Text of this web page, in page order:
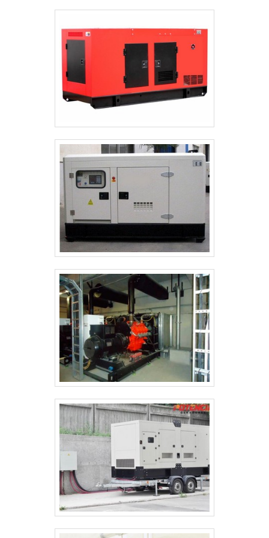
existe variedade e qualidade quando o assunto for
venda, locação e manutenção de geradores de
energia. São diversas opções disponibilizadas, como
manutenção de geradores e locação de geradores
com ótima qualidade e eficiência.Para tal sucesso, a
empresa investiu em profissionais competentes e em
equipamentos inovadores. A TECNOGEN Grupos
forma positiva no mercado por toda seriedade e
qualidade, o que garante o sucesso aos parceiros de
ponta a ponta.
grupo gerador, mais do que visar apenas lucratividade,
deve oferecer produtos e serviços que tenham ótima
qualidade e precisão, detalhes que passam
despercebidos e podem gerar prejuízo futuros para
os clientes.Existem muitas formas diferentes de
demonstrar conhecimento e autoridade em sua área
Grupos Geradores é destaque sempre que precisar
de manutenção preventiva e corretiva em grupo
gerador: Colaboradores proativos; Profissionais
capacitados, cumprindo todos os requisitos exigidos
pela NR10; Funcionários de alta qualidade; Escritório de
alta qualidade onde são realizadas as atividades;
Material e estrutura operacional que garantem
atendimento diferenciado, total eficiência, segurança
e qualidade na prestação dos serviços; Equipamentos
de última geração. QUALIDADE COMPROVADA NO
SEGMENTOSomente na TECNOGEN Grupos
Geradores as melhores opções sempre estão à
disposição quando se procura soluções para
manutenção preventiva e corretiva em grupo gerador.
Líder em qualidade, a empresa oferece uma variedade
de itens como manutenção de geradores e locação
de geradores.É conhecida por ser comprometida com
pelo fato de a empresa ter escritório de alta qualidade
onde são realizadas as atividades e equipamentos de
última geração. Esses fatores, somados a um time
com colaboradores proativos e funcionários de alta
qualidade, garantem o sucesso de cada cliente de
ponta a ponta.